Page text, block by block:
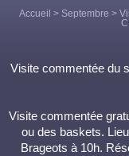
Accueil > Septembre >
Visite commentée du
Visite commentée
ou des baskets.
Brageots à 10h.